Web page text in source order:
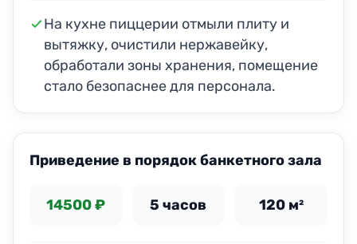
На кухне пиццерии отмыли плиту и
вытяжку, очистили нержавейку,
обработали зоны хранения, помещение
стало безопаснее для персонала.
Приведение в порядок банкетного зала
14500 ₽ 5 часов 120 м²